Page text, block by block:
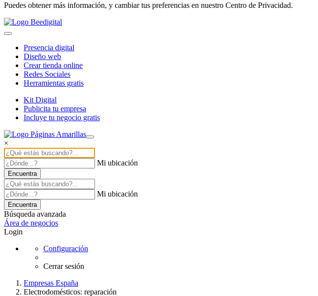
Puedes obtener más información, y cambiar tus preferencias en nuestro Centro de Privacidad.
Presencia digital
Diseño web
Crear tienda online
Redes Sociales
Herramientas gratis
Kit Digital
Publicita tu empresa
Incluye tu negocio gratis
×
Mi ubicación
Encuentra
Mi ubicación
Encuentra
Búsqueda avanzada
Área de negocios
Login
Configuración
Cerrar sesión
Empresas España
Electrodomésticos: reparación